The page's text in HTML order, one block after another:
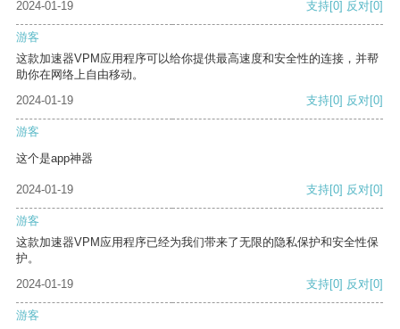
2024-01-19 支持[0] 反对[0]
游客
这款加速器VPM应用程序可以给你提供最高速度和安全性的连接，并帮
助你在网络上自由移动。
2024-01-19
支持[0] 反对[0]
游客
这个是app神器
2024-01-19 支持[0] 反对[0]
游客
这款加速器VPM应用程序已经为我们带来了无限的隐私保护和安全性保
护。
2024-01-19
支持[0] 反对[0]
游客